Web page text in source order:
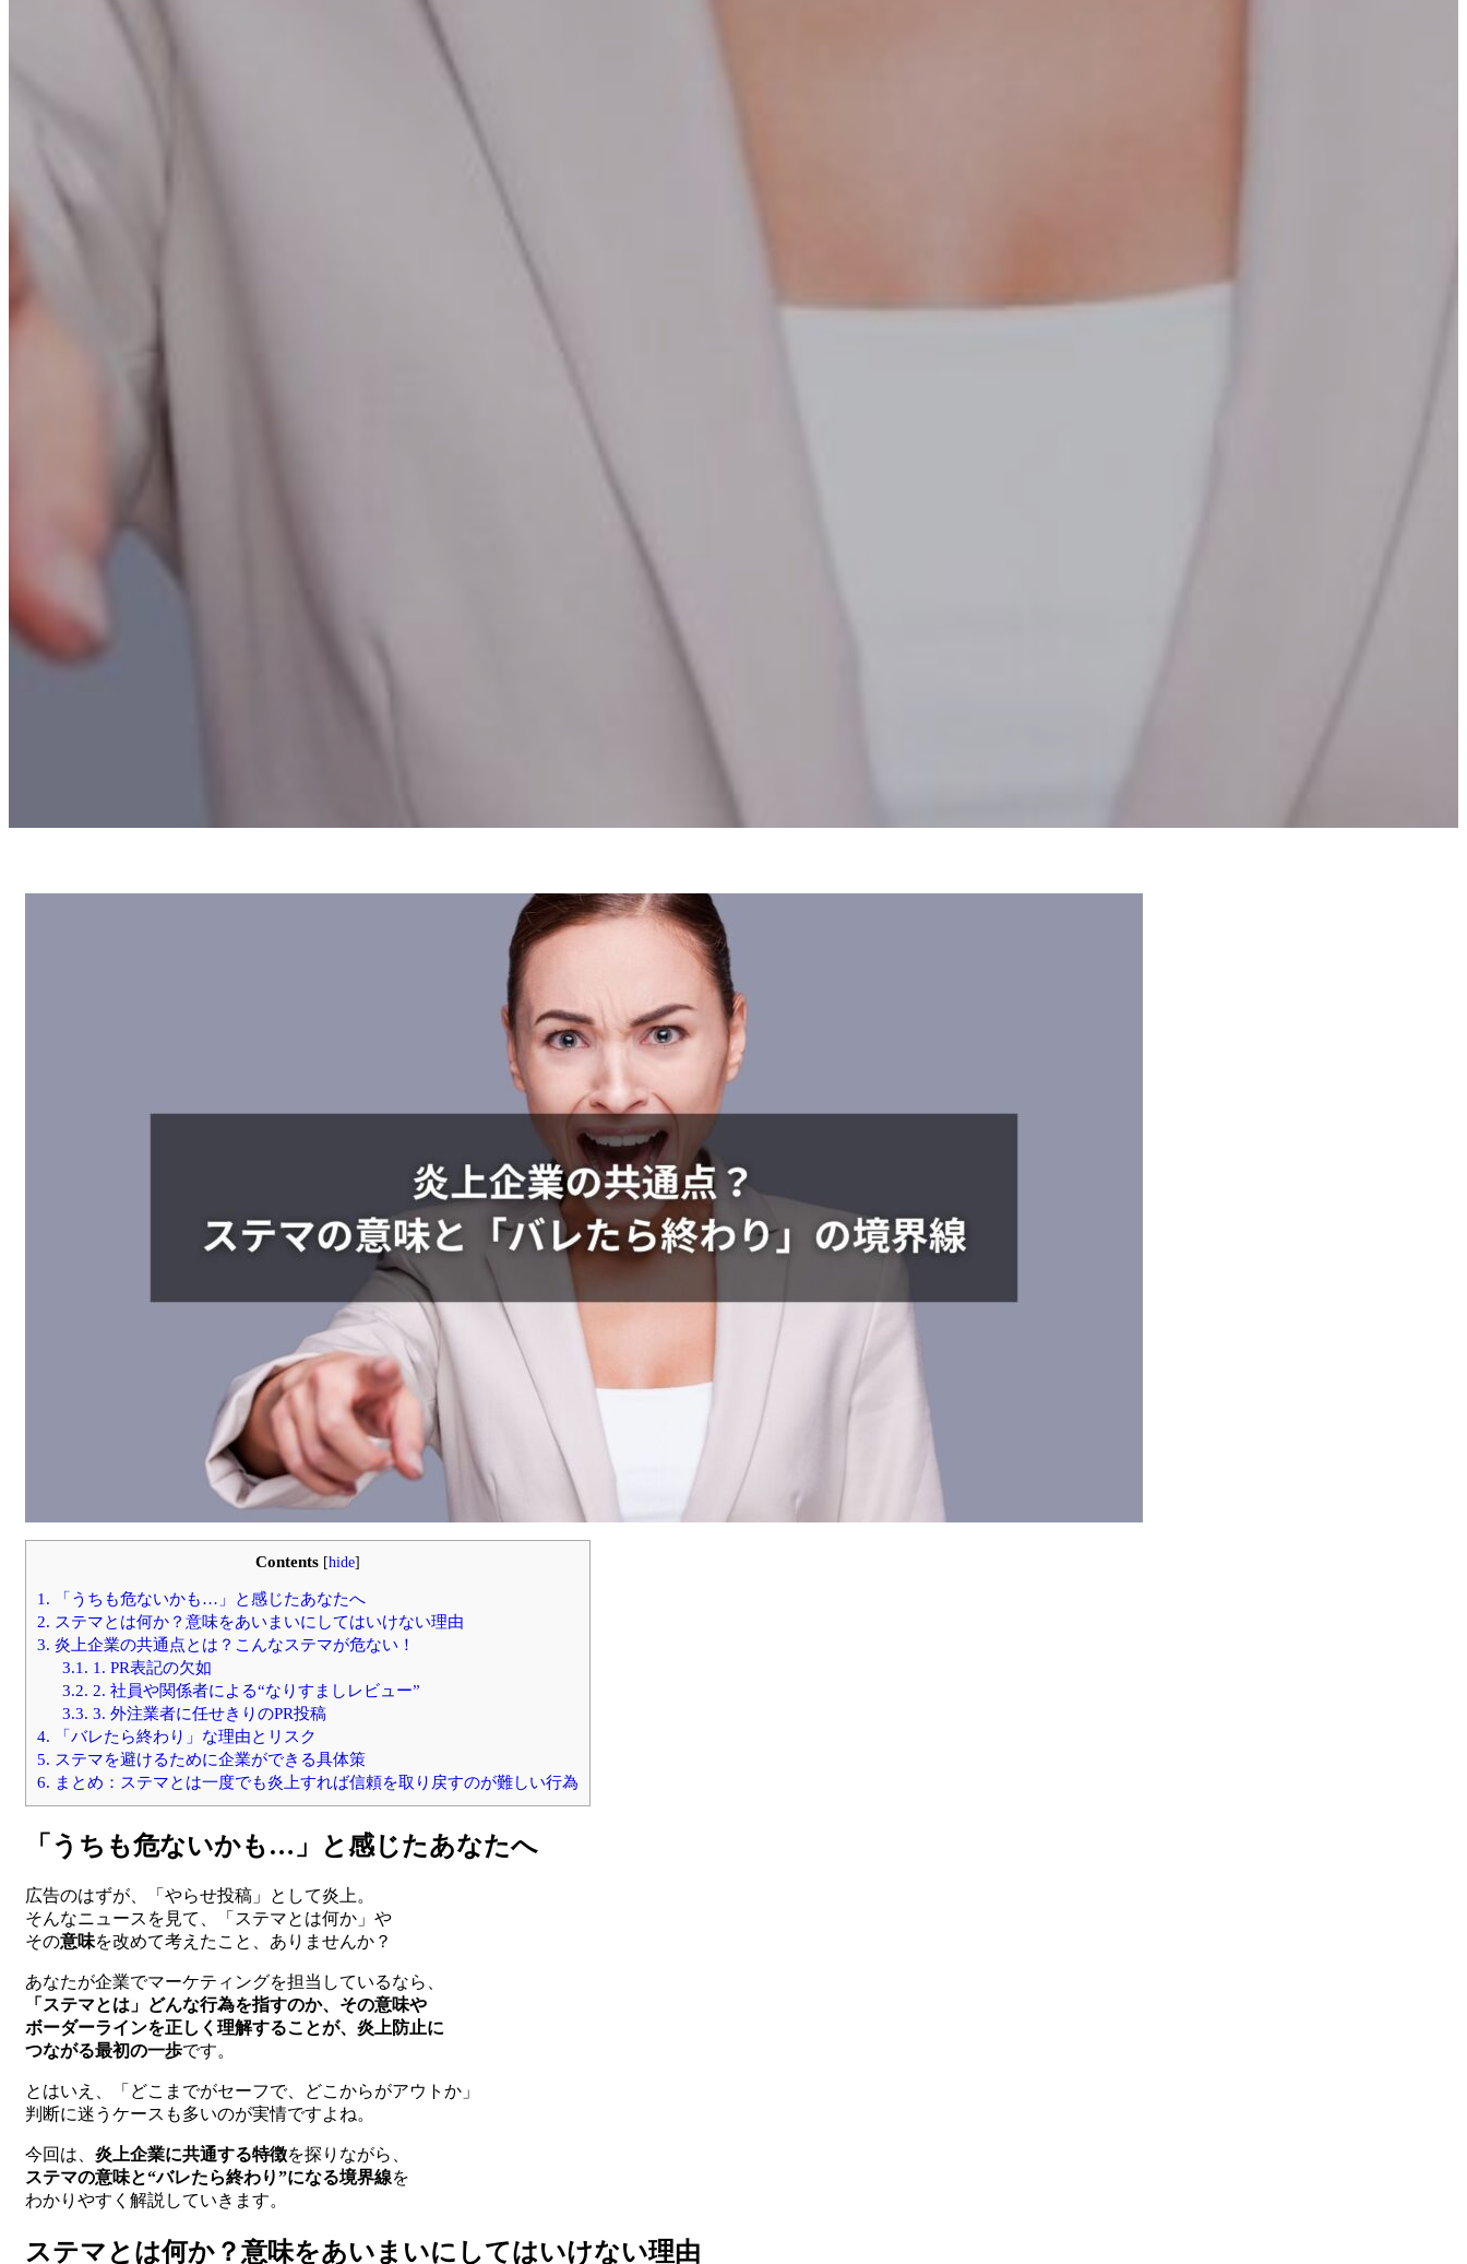
Contents [hide]
1. 「うちも危ないかも…」と感じたあなたへ
2. ステマとは何か？意味をあいまいにしてはいけない理由
3. 炎上企業の共通点とは？こんなステマが危ない！
3.1. 1. PR表記の欠如
3.2. 2. 社員や関係者による“なりすましレビュー”
3.3. 3. 外注業者に任せきりのPR投稿
4. 「バレたら終わり」な理由とリスク
5. ステマを避けるために企業ができる具体策
6. まとめ：ステマとは一度でも炎上すれば信頼を取り戻すのが難しい行為
「うちも危ないかも…」と感じたあなたへ
広告のはずが、「やらせ投稿」として炎上。
そんなニュースを見て、「ステマとは何か」や
その意味を改めて考えたこと、ありませんか？
あなたが企業でマーケティングを担当しているなら、
「ステマとは」どんな行為を指すのか、その意味や
ボーダーラインを正しく理解することが、炎上防止に
つながる最初の一歩です。
とはいえ、「どこまでがセーフで、どこからがアウトか」
判断に迷うケースも多いのが実情ですよね。
今回は、 炎上企業に共通する特徴を探りながら、
ステマの意味と“バレたら終わり”になる境界線を
わかりやすく解説していきます。
ステマとは何か？意味をあいまいにしてはいけない理由